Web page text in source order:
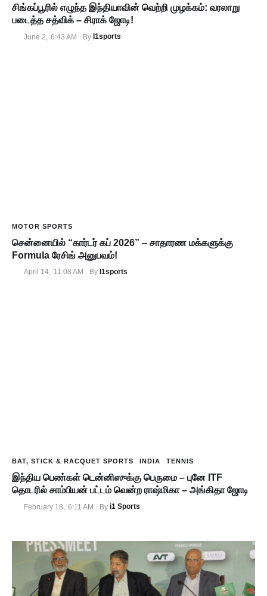
சிங்கப்பூரில் எழுந்த இந்தியாவின் வெற்றி முழக்கம்: வரலாறு
படைத்த சத்விக் – சிராக் ஜோடி!
June 2 6:43 AM By I1sports
MOTOR SPORTS
சென்னையில் “கார்டர் கப் 2026” – சாதாரண மக்களுக்கு
Formula ரேசிங் அனுபவம்!
April 14, 11:08 AM By I1sports
BAT, STICK & RACQUET SPORTS INDIA TENNIS
இந்திய பெண்கள் டென்னிஸுக்கு பெருமை – புனே ITF
தொடரில் சாம்பியன் பட்டம் வென்ற ராஷ்மிகா – அங்கிதா ஜோடி
February 18 6:11 AM By i1 Sports